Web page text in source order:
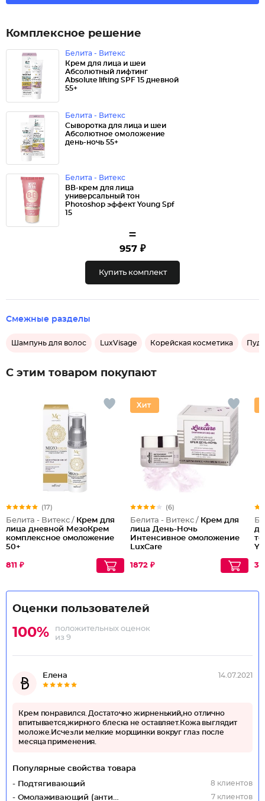
Комплексное решение
Белита - Витекс
Крем для лица и шеи
Абсолютный лифтинг
Absolute lifting SPF 15 дневной
55+
Белита - Витекс
Сыворотка для лица и шеи
Абсолютное омоложение
день-ночь 55+
Белита - Витекс
ВВ-крем для лица
универсальный тон
Photoshop эффект Young Spf
15
=
957 ₽
Купить комплект
Смежные разделы
Шампунь для волос LuxVisage Корейская косметика
С этим товаром покупают
(17)
Белита - Витекс / Крем для
лица дневной МезоКрем
комплексное омоложение
50+
811 ₽
(6)
Белита - Витекс / Крем для
лица День-Ночь
Интенсивное омоложение
LuxCare
1872 ₽
Оценки пользователей
100%
положительных оценок
из 9
Елена 14.07.2021
Крем понравился. Достаточно жирненький,но отлично
впитывается,жирного блеска не оставляет.Кожа выглядит
моложе.Исчезли мелкие морщинки вокруг глаз после
месяца применения.
Популярные свойства товара
- Подтягивающий
8 клиентов
- Омолаживающий (антивозрастной) 7 клиентов